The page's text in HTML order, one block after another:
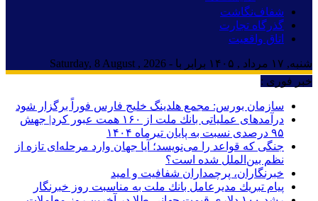
شفاف‌نگاشت
گذرگاه تجارت
اتاق واقعیت
شنبه, ۱۷ مرداد , ۱۴۰۵ برابر با - Saturday, 8 August , 2026
خبر فوری :
سازمان بورس: مجمع هلدینگ خلیج فارس فوراً برگزار شود
درآمدهای عملیاتی بانك ملت از ۱۶۰ همت عبور كرد| جهش
۹۵ درصدی نسبت به پایان تیرماه ۱۴۰۴
جنگی که قواعد را می‌نویسد؛ آیا جهان وارد مرحله‌ای تازه از
نظم بین‌الملل شده است؟
خبرنگاران، پرچمداران شفافیت و امید
پیام تبریك مدیرعامل بانك ملت به مناسبت روز خبرنگار